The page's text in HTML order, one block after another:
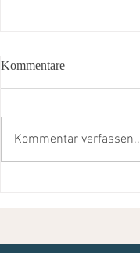
Kommentare
Kommentar